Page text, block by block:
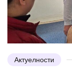
Актуелности